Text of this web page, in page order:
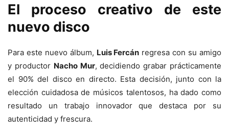
El proceso creativo de este
nuevo disco
Para este nuevo álbum, Luis Fercán regresa con su amigo
y productor Nacho Mur, decidiendo grabar prácticamente
el 90% del disco en directo. Esta decisión, junto con la
elección cuidadosa de músicos talentosos, ha dado como
resultado un trabajo innovador que destaca por su
autenticidad y frescura.